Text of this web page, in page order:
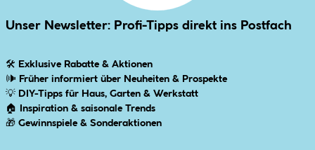
Unser Newsletter: Profi-Tipps direkt ins Postfach
🛠 Exklusive Rabatte & Aktionen
🕪 Früher informiert über Neuheiten & Prospekte
💡 DIY-Tipps für Haus, Garten & Werkstatt
🏠
Inspiration & saisonale Trends
🎁 Gewinnspiele & Sonderaktionen